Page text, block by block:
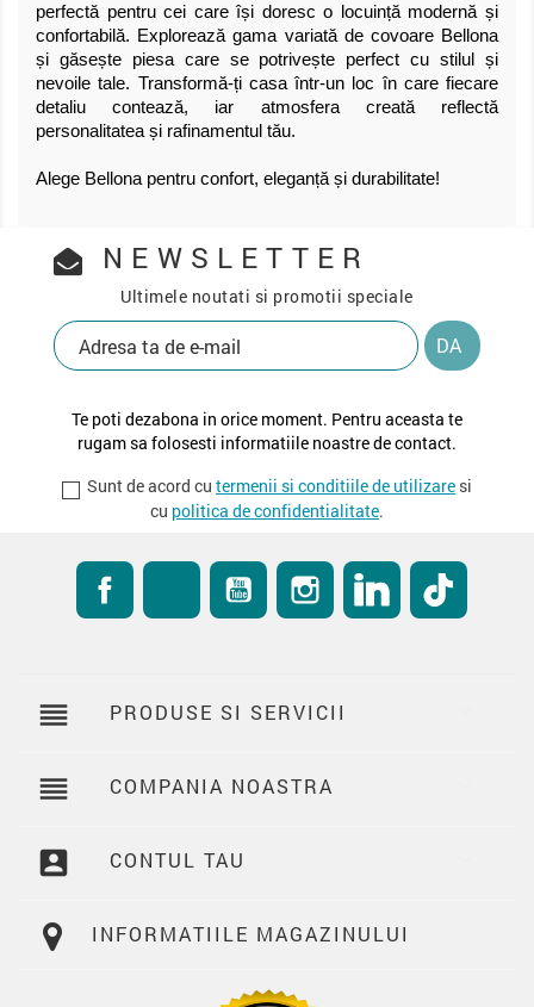
perfectă pentru cei care își doresc o locuință modernă și
confortabilă. Explorează gama variată de covoare Bellona
și găsește piesa care se potrivește perfect cu stilul și
nevoile tale. Transformă-ți casa într-un loc în care fiecare
detaliu contează, iar atmosfera creată reflectă
personalitatea și rafinamentul tău.
Alege Bellona pentru confort, eleganță și durabilitate!
NEWSLETTER
Ultimele noutati si promotii speciale
Te poti dezabona in orice moment. Pentru aceasta te
rugam sa folosesti informatiile noastre de contact.
Sunt de acord cu termenii si conditiile de utilizare si
cu politica de confidentialitate.
FacebookRSS YouTube InstagramLinkedIn
reorder PRODUSE SI SERVICII
reorder COMPANIA NOASTRA
account_box CONTUL TAU
INFORMATIILE MAGAZINULUI